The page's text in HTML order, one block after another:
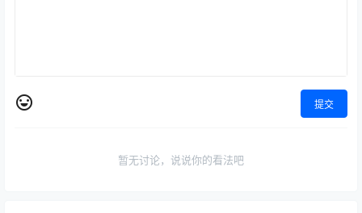
提交
暂无讨论，说说你的看法吧